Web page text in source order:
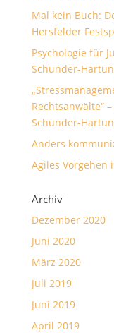
Mal kein Buch:
Hersfelder
Psychologie für
Schunder-
Rechtsanwälte“
Schunder-
Anders
Agiles Vorgehen
Archiv
Dezember 2020
Juni 2020
März 2020
Juli 2019
Juni 2019
April 2019